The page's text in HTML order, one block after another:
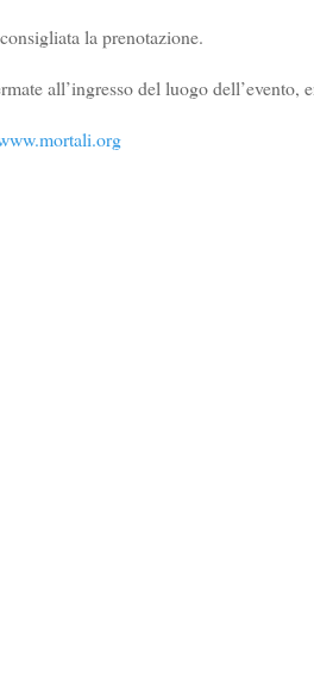
la prenotazione.
all’ingresso del luogo dell’evento,